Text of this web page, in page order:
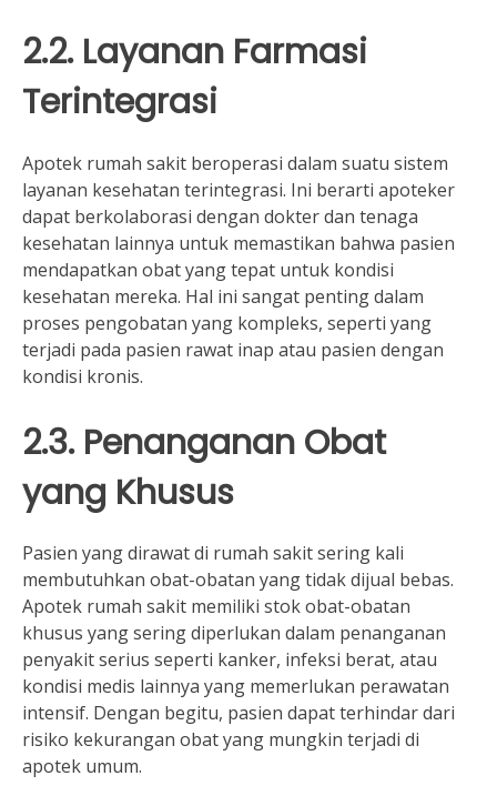
2.2. Layanan Farmasi
Terintegrasi
Apotek rumah sakit beroperasi dalam suatu sistem
layanan kesehatan terintegrasi. Ini berarti apoteker
dapat berkolaborasi dengan dokter dan tenaga
kesehatan lainnya untuk memastikan bahwa pasien
mendapatkan obat yang tepat untuk kondisi
kesehatan mereka. Hal ini sangat penting dalam
proses pengobatan yang kompleks, seperti yang
terjadi pada pasien rawat inap atau pasien dengan
kondisi kronis.
2.3. Penanganan Obat
yang Khusus
Pasien yang dirawat di rumah sakit sering kali
membutuhkan obat-obatan yang tidak dijual bebas.
Apotek rumah sakit memiliki stok obat-obatan
khusus yang sering diperlukan dalam penanganan
penyakit serius seperti kanker, infeksi berat, atau
kondisi medis lainnya yang memerlukan perawatan
intensif. Dengan begitu, pasien dapat terhindar dari
risiko kekurangan obat yang mungkin terjadi di
apotek umum.